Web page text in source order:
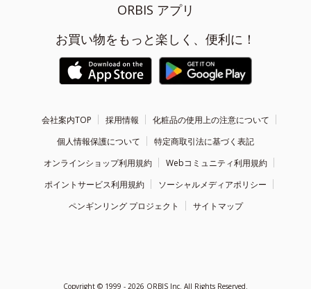
ORBIS アプリ
お買い物をもっと楽しく、便利に！
会社案内TOP 採用情報
化粧品の使用上の注意について
個人情報保護について
特定商取引法に基づく表記
オンラインショップ利用規約
Webコミュニティ利用規約
ポイントサービス利用規約
ソーシャルメディアポリシー
ペンギンリング プロジェクト
サイトマップ
Copyright © 1999 - 2026 ORBIS Inc. All Rights Reserved.